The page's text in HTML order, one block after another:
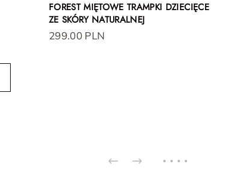
FOREST MIĘTOWE TRAMPKI DZIECIĘCE
ZE SKÓRY NATURALNEJ
299.00 PLN